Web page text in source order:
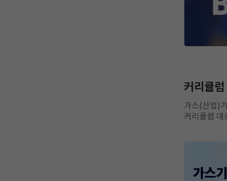
커리큘럼
가스(산업)
커리큘럼